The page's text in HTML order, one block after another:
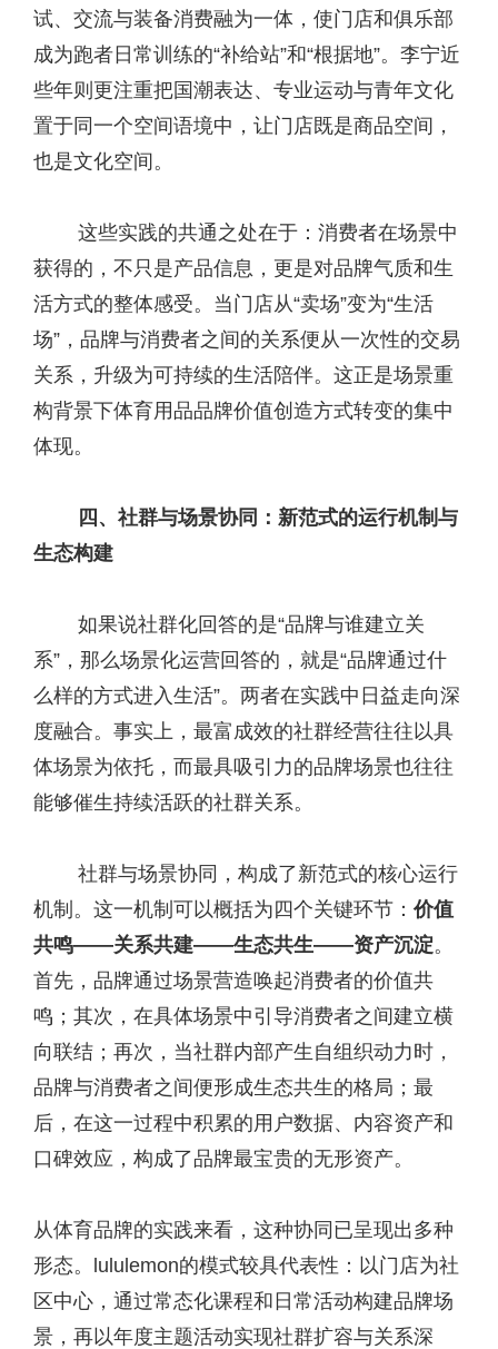
试、交流与装备消费融为一体，使门店和俱乐部
成为跑者日常训练的“补给站”和“根据地”。李宁近
些年则更注重把国潮表达、专业运动与青年文化
置于同一个空间语境中，让门店既是商品空间，
也是文化空间。
这些实践的共通之处在于：消费者在场景中
获得的，不只是产品信息，更是对品牌气质和生
活方式的整体感受。当门店从“卖场”变为“生活
场”，品牌与消费者之间的关系便从一次性的交易
关系，升级为可持续的生活陪伴。这正是场景重
构背景下体育用品品牌价值创造方式转变的集中
体现。
四、社群与场景协同 ：新范式的运行机制与
生态构建
如果说社群化回答的是“品牌与谁建立关
系”，那么场景化运营回答的，就是“品牌通过什
么样的方式进入生活”。两者在实践中日益走向深
度融合。事实上，最富成效的社群经营往往以具
体场景为依托，而最具吸引力的品牌场景也往往
能够催生持续活跃的社群关系。
社群与场景协同，构成了新范式的核心运行
机制。这一机制可以概括为四个关键环节： 价值
共鸣——关系共建——生态共生——资产沉淀。
首先，品牌通过场景营造唤起消费者的价值共
鸣；其次，在具体场景中引导消费者之间建立横
向联结；再次，当社群内部产生自组织动力时，
品牌与消费者之间便形成生态共生的格局；最
后，在这一过程中积累的用户数据、内容资产和
口碑效应，构成了品牌最宝贵的无形资产。
从体育品牌的实践来看，这种协同已呈现出多种
形态。lululemon的模式较具代表性：以门店为社
区中心，通过常态化课程和日常活动构建品牌场
景，再以年度主题活动实现社群扩容与关系深